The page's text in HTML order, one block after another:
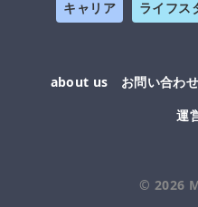
キャリア ライフス
about us お問い合わせ
運
© 2026